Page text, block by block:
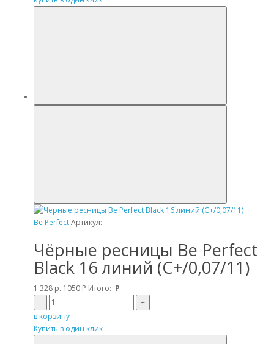
Be PerfectАртикул:
Чёрные ресницы Be Perfect
Black 16 линий (C+/0,07/11)
1 328 р. 1050 Р Итого: Р
–
+
в корзину
Купить в один клик